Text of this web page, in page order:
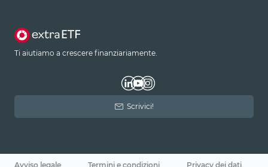
Ti aiutiamo a crescere finanziariamente.
Scrivici!
Avviso legale Termini e condizioni Privacy dei dati